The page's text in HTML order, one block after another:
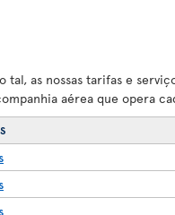
as nossas tarifas e
aérea que opera